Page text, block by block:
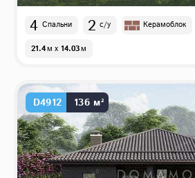
4 Спальни 2 с/у Керамоблок
21.4м x 14.03м
D4912 136 м²